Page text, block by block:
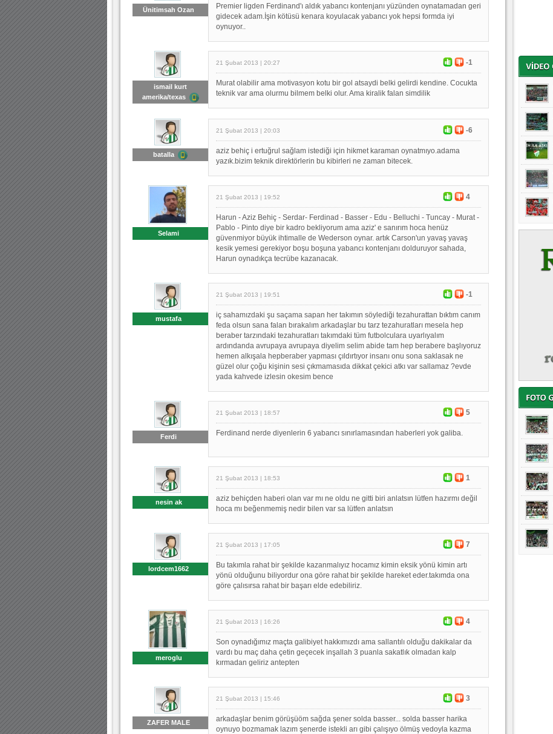
Ünitimsah Ozan
Premier ligden Ferdinand'ı aldık yabancı kontenjanı yüzünden oynatamadan geri
gidecek adam.İşin kötüsü kenara koyulacak yabancı yok hepsi formda iyi
oynuyor..
ismail kurt
amerika/texas
21 Şubat 2013 | 20:27 -1
Murat olabilir ama motivasyon kotu bir gol atsaydi belki gelirdi kendine. Cocukta
teknik var ama olurmu bilmem belki olur. Ama kiralik falan simdilik
batalla
21 Şubat 2013 | 20:03 -6
aziz behiç i ertuğrul sağlam istediği için hikmet karaman oynatmıyo.adama
yazık.bizim teknik direktörlerin bu kibirleri ne zaman bitecek.
Selami
21 Şubat 2013 | 19:52 4
Harun - Aziz Behiç - Serdar- Ferdinad - Basser - Edu - Belluchi - Tuncay - Murat -
Pablo - Pinto diye bir kadro bekliyorum ama aziz' e sanırım hoca henüz
güvenmiyor büyük ihtimalle de Wederson oynar. artık Carson'un yavaş yavaş
kesik yemesi gerekiyor boşu boşuna yabancı kontenjanı dolduruyor sahada,
Harun oynadıkça tecrübe kazanacak.
mustafa
21 Şubat 2013 | 19:51 -1
iç sahamızdaki şu saçama sapan her takımın söylediği tezahurattan bıktım canım
feda olsun sana falan bırakalım arkadaşlar bu tarz tezahuratları mesela hep
beraber tarzındaki tezahuratları takımdaki tüm futbolculara uyarlıyalım
ardındanda avrupaya avrupaya diyelim selim abide tam hep berabere başlıyoruz
hemen alkışala hepberaber yapması çıldırtıyor insanı onu sona saklasak ne
güzel olur çoğu kişinin sesi çıkmamasıda dikkat çekici atkı var sallamaz ?evde
yada kahvede izlesin okesim bence
Ferdi
21 Şubat 2013 | 18:57 5
Ferdinand nerde diyenlerin 6 yabancı sınırlamasından haberleri yok galiba.
nesin ak
21 Şubat 2013 | 18:53 1
aziz behiçden haberi olan var mı ne oldu ne gitti biri anlatsın lütfen hazırmı değil
hoca mı beğenmemiş nedir bilen var sa lütfen anlatsın
lordcem1662
21 Şubat 2013 | 17:05 7
Bu takımla rahat bir şekilde kazanmalıyız hocamız kimin eksik yönü kimin artı
yönü olduğunu biliyordur ona göre rahat bir şekilde hareket eder.takımda ona
göre çalısırsa rahat bir başarı elde edebiliriz.
meroglu
21 Şubat 2013 | 16:26 4
Son oynadığımız maçta galibiyet hakkımızdı ama sallantılı olduğu dakikalar da
vardı bu maç daha çetin geçecek inşallah 3 puanla sakatlık olmadan kalp
kırmadan geliriz antepten
ZAFER MALE
21 Şubat 2013 | 15:46 3
arkadaşlar benim görüşüöm sağda şener solda basser... solda basser harika
oynuyo bozmamak lazım şenerde istekli arı gibi çalışıyo ölmüş vedoyla kazma